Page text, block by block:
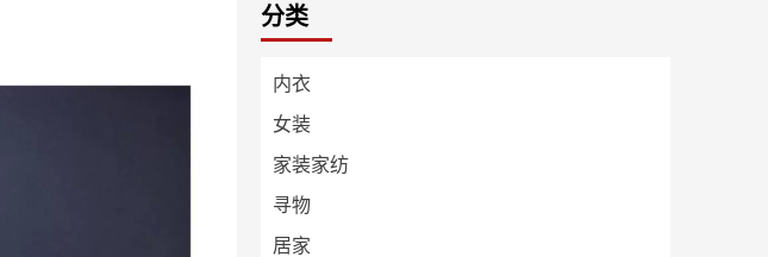
分类
内衣
女装
家装家纺
寻物
居家